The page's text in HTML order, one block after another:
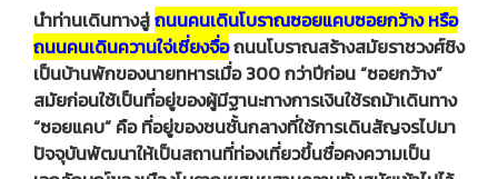
นำท่านเดินทางสู่ถนนคนเดินโบราณซอยแคบซอยกว้าง หรือ
ถนนคนเดินควานใจ่เซี่ยงจื่อถนนโบราณสร้างสมัยราชวงศ์ชิง
เป็นบ้านพักของนายทหารเมื่อ 300 กว่าปีก่อน “ซอยกว้าง”
สมัยก่อนใช้เป็นที่อยู่ของผู้มีฐานะทางการเงินใช้รถม้าเดินทาง
“ซอยแคบ” คือ ที่อยู่ของชนชั้นกลางที่ใช้การเดินสัญจรไปมา
ปัจจุบันพัฒนาให้เป็นสถานที่ท่องเที่ยวขึ้นชื่อคงความเป็น